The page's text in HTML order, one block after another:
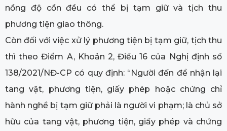
nồng độ cồn đều có thể bị tạm giữ và tịch thu
phương tiện giao thông.
Còn đối với việc xử lý phương tiện bị tạm giữ, tịch thu
thì theo Điểm A, Khoản 2, Điều 16 của Nghị định số
138/2021/NĐ-CP có quy định: “Người đến để nhận lại
tang vật, phương tiện, giấy phép hoặc chứng chỉ
hành nghề bị tạm giữ phải là người vi phạm; là chủ sở
hữu của tang vật, phương tiện, giấy phép và chứng